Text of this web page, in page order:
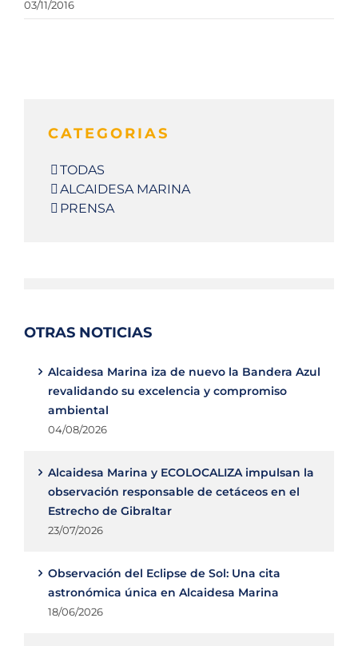
03/11/2016
CATEGORIAS
TODAS
ALCAIDESA MARINA
PRENSA
OTRAS NOTICIAS
Alcaidesa Marina iza de nuevo la Bandera Azul
revalidando su excelencia y compromiso
ambiental
04/08/2026
Alcaidesa Marina y ECOLOCALIZA impulsan la
observación responsable de cetáceos en el
Estrecho de Gibraltar
23/07/2026
Observación del Eclipse de Sol: Una cita
astronómica única en Alcaidesa Marina
18/06/2026